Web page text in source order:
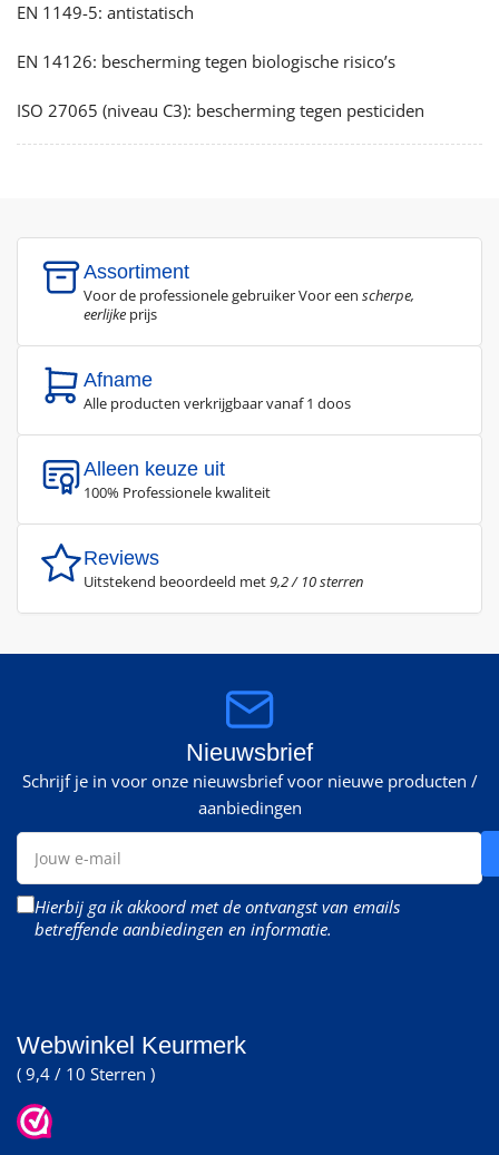
EN 1149-5: antistatisch
EN 14126: bescherming tegen biologische risico’s
ISO 27065 (niveau C3): bescherming tegen pesticiden
Assortiment
Voor de professionele gebruiker Voor een scherpe,
eerlijke prijs
Afname
Alle producten verkrijgbaar vanaf 1 doos
Alleen keuze uit
100% Professionele kwaliteit
Reviews
Uitstekend beoordeeld met9,2 / 10 sterren
Nieuwsbrief
Schrijf je in voor onze nieuwsbrief voor nieuwe producten /
aanbiedingen
Jouw
mail
Hierbij ga ik akkoord met de ontvangst van emails
betreffende aanbiedingen en informatie.
Webwinkel Keurmerk
( 9,4 / 10 Sterren )